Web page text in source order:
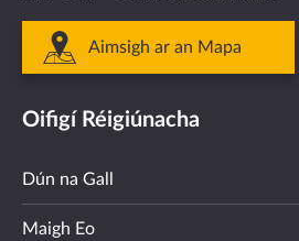
Aimsigh ar an Mapa
Oifigí Réigiúnacha
Dún na Gall
Maigh Eo